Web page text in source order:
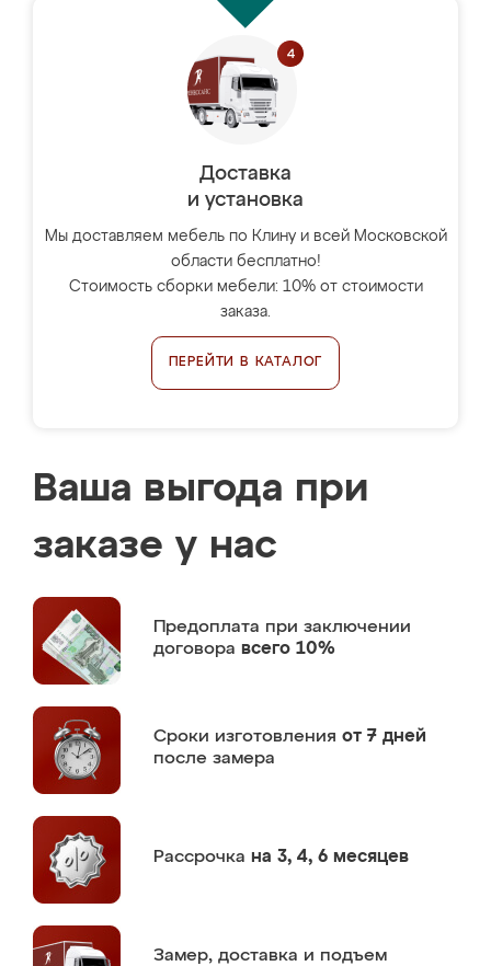
Доставка
и установка
Мы доставляем мебель по Клину и всей Московской
области бесплатно!
Стоимость сборки мебели: 10% от стоимости
заказа.
ПЕРЕЙТИ В КАТАЛОГ
Ваша выгода при
заказе у нас
Предоплата при заключении
договора всего 10%
Сроки изготовления от 7 дней
после замера
Рассрочка на 3, 4, 6 месяцев
Замер, доставка и подъем